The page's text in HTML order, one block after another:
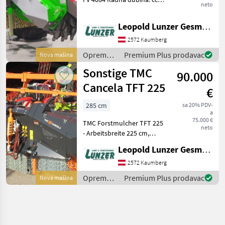
Nova mašina
neto
250 KS ovisno o upotrebi
Težina 1450 kg Dvostrani
remenski
Leopold Lunzer GesmbH
2572 Kaumberg
Oprema
za šumu i
obradu
drveta /
Sonstige
Premium Plus prodavac
Nova mašina
Sonstige TMC
Cancela TFT 225
90.000
€
sa 20% PDV-
a
75.000 €
neto
285 cm
TMC Forstmulcher TFT 225
- Arbeitsbreite 225 cm,
Werkzeuge (F19 + F20), hyd.
Druckbügel mit Reißzähne,
Turbo Kupplung 300 PS erf
Leopold Lunzer GesmbH
2572 Kaumberg
Oprema
za šumu i
Premium Plus prodavac